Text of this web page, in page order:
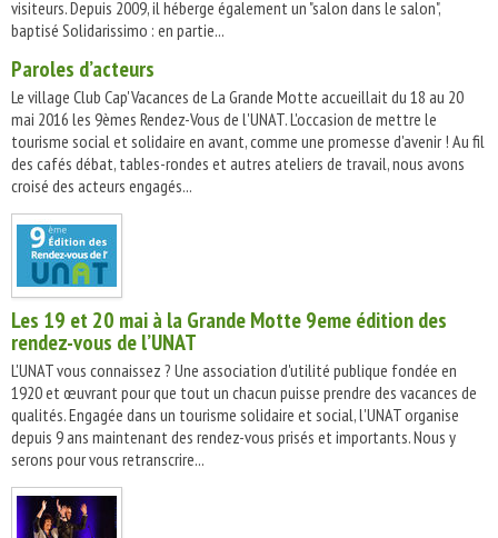
visiteurs. Depuis 2009, il héberge également un "salon dans le salon",
baptisé Solidarissimo : en partie...
Paroles d’acteurs
Le village Club Cap'Vacances de La Grande Motte accueillait du 18 au 20
mai 2016 les 9èmes Rendez-Vous de l'UNAT. L'occasion de mettre le
tourisme social et solidaire en avant, comme une promesse d'avenir ! Au fil
des cafés débat, tables-rondes et autres ateliers de travail, nous avons
croisé des acteurs engagés...
Les 19 et 20 mai à la Grande Motte 9eme édition des
rendez-vous de l’UNAT
L'UNAT vous connaissez ? Une association d'utilité publique fondée en
1920 et œuvrant pour que tout un chacun puisse prendre des vacances de
qualités. Engagée dans un tourisme solidaire et social, l'UNAT organise
depuis 9 ans maintenant des rendez-vous prisés et importants. Nous y
serons pour vous retranscrire...